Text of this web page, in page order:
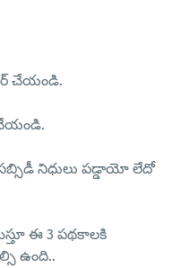
చేయండి.
నిధులు పడ్డాయో లేదో
ఈ 3 పథకాలకి
ఉంది..